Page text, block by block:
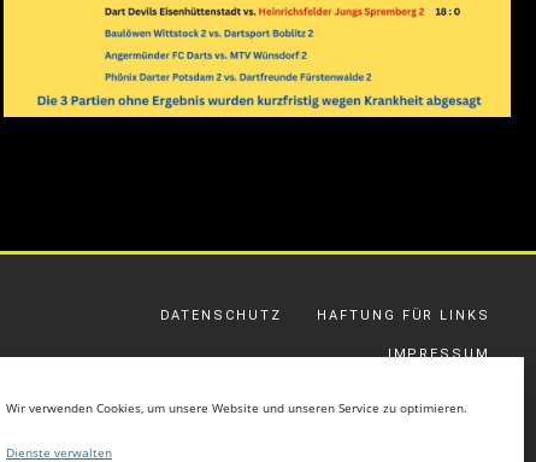
Wir verwenden Cookies, um unsere Website und unseren Service zu optimieren.
Dienste verwalten
DATENSCHUTZ HAFTUNG FÜR LINKS
IMPRESSUM